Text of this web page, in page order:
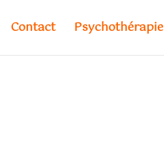
Contact Psychothérapie